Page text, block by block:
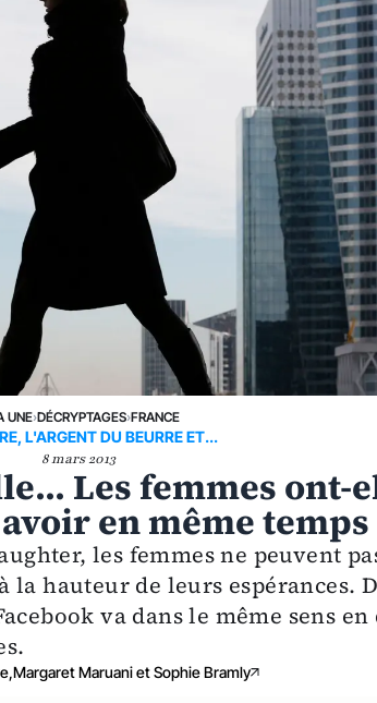
UNE›DÉCRYPTAGES›FRANCE
L'ARGENT DU BEURRE ET...
8 mars 2013
Les femmes ont-
en même temps
les femmes ne peuvent
hauteur de leurs espérances.
va dans le même sens
Maruani et Sophie Bramly